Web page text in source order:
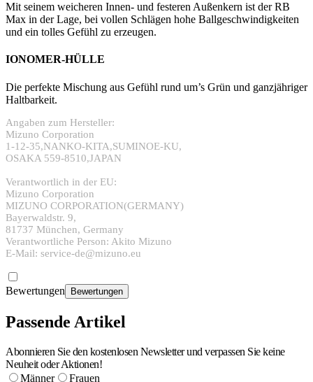
Mit seinem weicheren Innen- und festeren Außenkern ist der RB
Max in der Lage, bei vollen Schlägen hohe Ballgeschwindigkeiten
und ein tolles Gefühl zu erzeugen.
IONOMER-HÜLLE
Die perfekte Mischung aus Gefühl rund um’s Grün und ganzjähriger
Haltbarkeit.
Angaben zum Hersteller:
Mizuno Corporation
1-12-35,NANKO-KITA,SUMINOE-KU,
OSAKA 559-8510,JAPAN
Verantwortlich in der EU:
Mizuno Corporation
MIZUNO CORPORATION(GERMANY)
Bayerwaldstr. 9,
81737 München, Germany
Verantwortliche Person: Akito Mizuno
E-Mail: service-de@mizuno.eu
Bewertungen Bewertungen
Passende Artikel
Abonnieren Sie den kostenlosen Newsletter und verpassen Sie keine
Neuheit oder Aktionen!
Männer
Frauen